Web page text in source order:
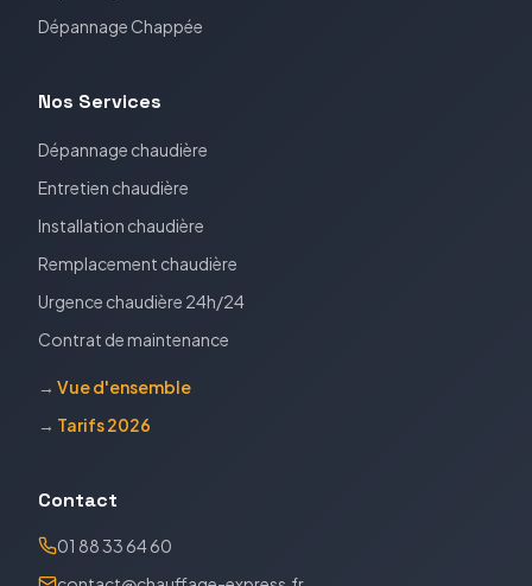
Dépannage Chappée
Nos Services
Dépannage chaudière
Entretien chaudière
Installation chaudière
Remplacement chaudière
Urgence chaudière 24h/24
Contrat de maintenance
→ Vue d'ensemble
→ Tarifs 2026
Contact
01 88 33 64 60